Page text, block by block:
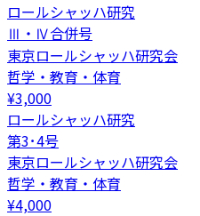
ロールシャッハ研究
Ⅲ・Ⅳ合併号
東京ロールシャッハ研究会
哲学・教育・体育
¥3,000
ロールシャッハ研究
第3･4号
東京ロールシャッハ研究会
哲学・教育・体育
¥4,000